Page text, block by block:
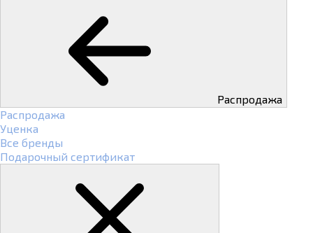
Распродажа
Распродажа
Уценка
Все бренды
Подарочный сертификат